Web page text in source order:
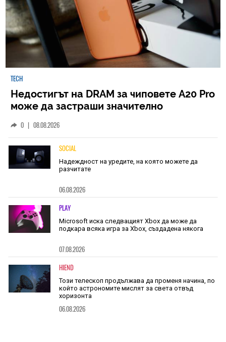
TECH
Недостигът на DRAM за чиповете A20 Pro
може да застраши значително
0 | 08.08.2026
SOCIAL
Надеждност на уредите, на която можете да
разчитате
06.08.2026
PLAY
Microsoft иска следващият Xbox да може да
подкара всяка игра за Xbox, създадена някога
07.08.2026
HIEND
Този телескоп продължава да променя начина, по
който астрономите мислят за света отвъд
хоризонта
06.08.2026